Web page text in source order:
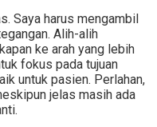
Saya harus mengambil
Alih-alih
ke arah yang lebih
fokus pada tujuan
untuk pasien. Perlahan,
jelas masih ada